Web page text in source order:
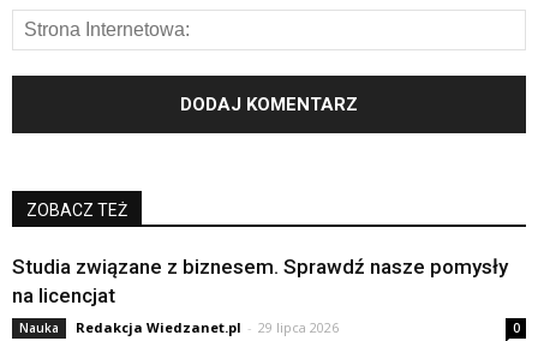
ZOBACZ TEŻ
Studia związane z biznesem. Sprawdź nasze pomysły
na licencjat
Nauka Redakcja Wiedzanet.pl - 29 lipca 2026 0